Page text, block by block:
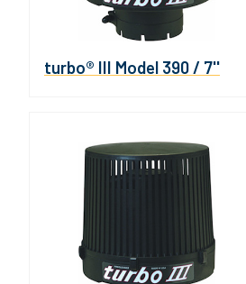
turbo® III Model 390 / 7''